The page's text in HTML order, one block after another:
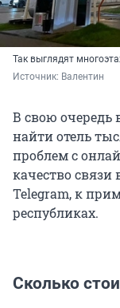
Так выглядят
Источник: Валентин
В свою очередь
найти отель
проблем с
качество связи
Telegram, к
республиках.
Сколько